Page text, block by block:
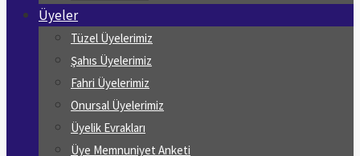
Üyeler
Tüzel Üyelerimiz
Şahıs Üyelerimiz
Fahri Üyelerimiz
Onursal Üyelerimiz
Üyelik Evrakları
Üye Memnuniyet Anketi